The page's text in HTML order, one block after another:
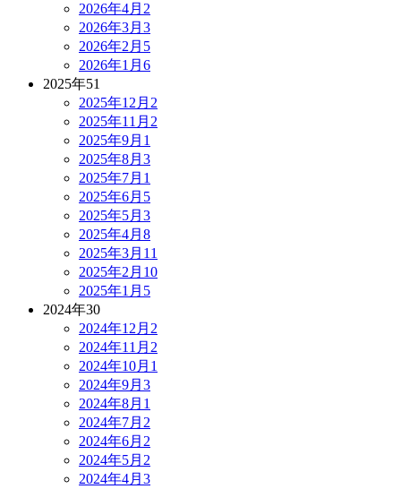
2026年4月 2
2026年3月 3
2026年2月 5
2026年1月 6
2025年51
2025年12月 2
2025年11月 2
2025年9月 1
2025年8月 3
2025年7月 1
2025年6月 5
2025年5月 3
2025年4月 8
2025年3月 11
2025年2月 10
2025年1月 5
2024年30
2024年12月 2
2024年11月 2
2024年10月 1
2024年9月 3
2024年8月 1
2024年7月 2
2024年6月 2
2024年5月 2
2024年4月 3